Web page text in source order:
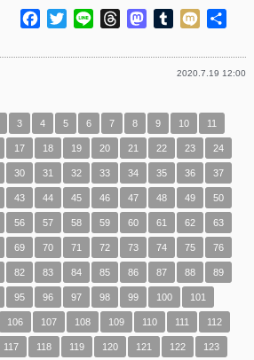
Facebook
TwitterLine ThreadsMastodon
Tumblr
Mixi
2020.7.19 12:00
3 4 5 6 7 8 9 10 11
17 18 19 20 21 22 23 24
30 31 32 33 34 35 36 37
43 44 45 46 47 48 49 50
56 57 58 59 60 61 62 63
69 70 71 72 73 74 75 76
82 83 84 85 86 87 88 89
95 96 97 98 99 100 101
106 107 108 109 110 111 112
117 118 119 120 121 122 123